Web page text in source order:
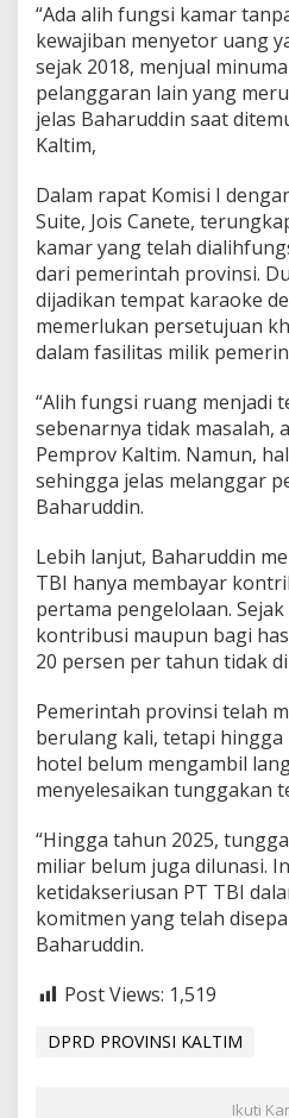
e
s
s
V
V
I
e
m
p
r
o
v
a
l
i
m
“Ada alih fungsi kamar
kewajiban menyetor uang
sejak 2018, menjual
pelanggaran lain yang
jelas Baharuddin saat
Kaltim,
Dalam rapat Komisi I
Suite, Jois Canete,
kamar yang telah
dari pemerintah provinsi.
dijadikan tempat karaoke
memerlukan persetujuan
dalam fasilitas milik
“Alih fungsi ruang menjadi
sebenarnya tidak masalah,
Pemprov Kaltim. Namun,
sehingga jelas melanggar
Baharuddin.
Lebih lanjut, Baharuddin
TBI hanya membayar
pertama pengelolaan.
kontribusi maupun bagi
20 persen per tahun tidak
Pemerintah provinsi telah
berulang kali, tetapi
hotel belum mengambil
menyelesaikan tunggakan
“Hingga tahun 2025,
miliar belum juga dilunasi.
ketidakseriusan PT TBI
komitmen yang telah
Baharuddin.
Post Views: 1,519
DPRD PROVINSI KALTIM
Ikuti